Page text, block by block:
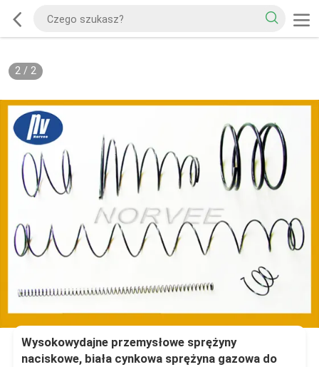
2/ 2
Wysokowydajne przemysłowe sprężyny
naciskowe, biała cynkowa sprężyna gazowa do